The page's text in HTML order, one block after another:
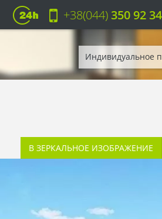
+38(044)350 92 34
Индивидуальное
В ЗЕРКАЛЬНОЕ ИЗОБРАЖЕНИЕ